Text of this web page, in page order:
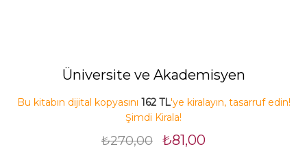
Üniversite ve Akademisyen
Bu kitabın dijital kopyasını 162 TL'ye kiralayın, tasarruf edin!
Şimdi Kirala!
₺270,00 ₺81,00